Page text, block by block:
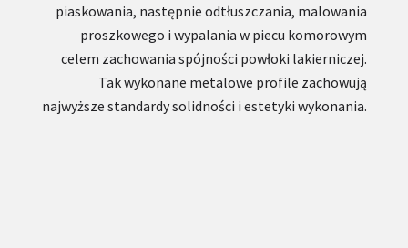
piaskowania, następnie odtłuszczania, malowania
proszkowego i wypalania w piecu komorowym
celem zachowania spójności powłoki lakierniczej.
Tak wykonane metalowe profile zachowują
najwyższe standardy solidności i estetyki wykonania.